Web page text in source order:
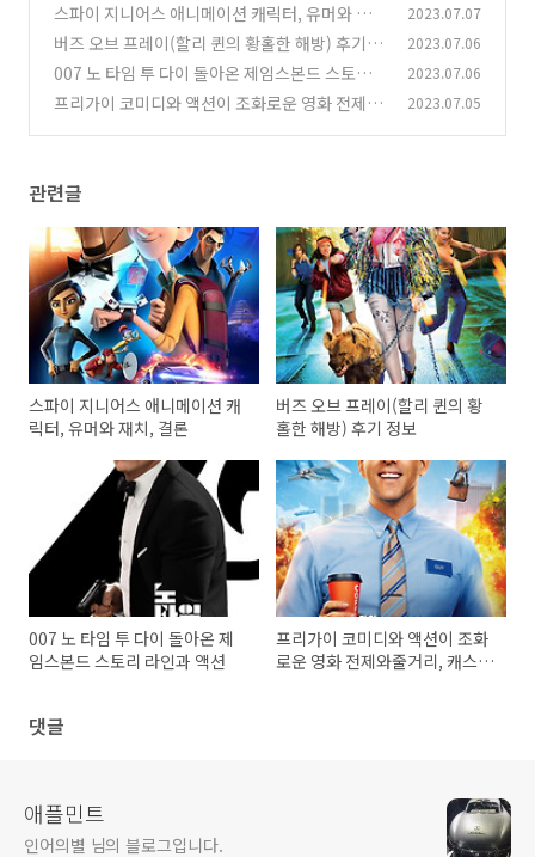
스파이 지니어스 애니메이션 캐릭터, 유머와 재
치, 결론 (0)
2023.07.07
버즈 오브 프레이(할리 퀸의 황홀한 해방) 후기 정
보 (0)
2023.07.06
007 노 타임 투 다이 돌아온 제임스본드 스토리
라인과 액션
(0)
2023.07.06
프리가이 코미디와 액션이 조화로운 영화 전제와
2023.07.05
관련글
스파이 지니어스 애니메이션 캐
릭터, 유머와 재치, 결론
버즈 오브 프레이(할리 퀸의 황
홀한 해방) 후기 정보
007 노 타임 투 다이 돌아온 제
임스본드 스토리 라인과 액션
프리가이 코미디와 액션이 조화
로운 영화 전제와줄거리, 캐스
댓글
애플민트
인어의별 님의 블로그입니다.